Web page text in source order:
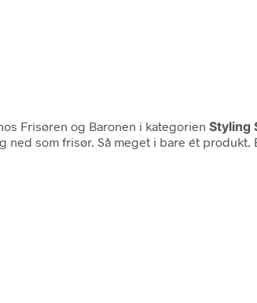
Frisøren og Baronen i kategorien Styling
som frisør. Så meget i bare ét produkt.